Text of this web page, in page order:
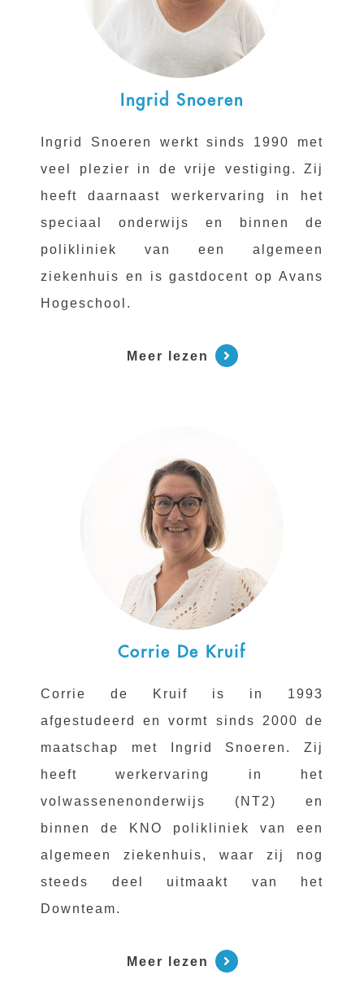
Ingrid Snoeren
Ingrid Snoeren werkt sinds 1990 met
veel plezier in de vrije vestiging. Zij
heeft daarnaast werkervaring in het
speciaal onderwijs en binnen de
polikliniek van een algemeen
ziekenhuis en is gastdocent op Avans
Hogeschool.
Meer lezen
Corrie De Kruif
Corrie de Kruif is in 1993
afgestudeerd en vormt sinds 2000 de
maatschap met Ingrid Snoeren. Zij
heeft werkervaring in het
volwassenenonderwijs (NT2) en
binnen de KNO polikliniek van een
algemeen ziekenhuis, waar zij nog
steeds deel uitmaakt van het
Downteam.
Meer lezen